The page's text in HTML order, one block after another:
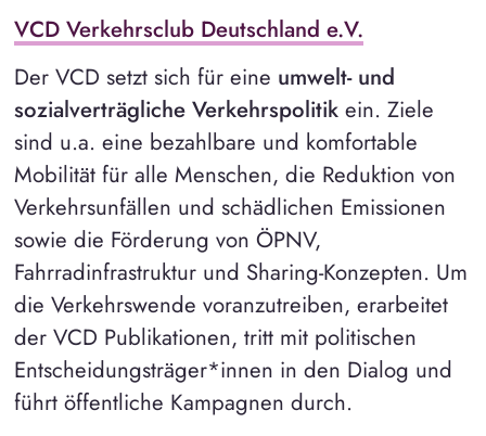
VCD Verkehrsclub Deutschland e.V.
Der VCD setzt sich für eine umwelt- und
sozialverträgliche Verkehrspolitik ein. Ziele
sind u.a. eine bezahlbare und komfortable
Mobilität für alle Menschen, die Reduktion von
Verkehrsunfällen und schädlichen Emissionen
sowie die Förderung von ÖPNV,
Fahrradinfrastruktur und Sharing-Konzepten. Um
die Verkehrswende voranzutreiben, erarbeitet
der VCD Publikationen, tritt mit politischen
Entscheidungsträger*innen in den Dialog und
führt öffentliche Kampagnen durch.